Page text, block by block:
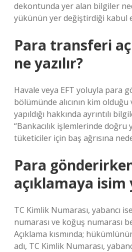
dekontunda yer alan bilgiler
yükünün yer değiştirdiği kabul
Para transferi
ne yazılır?
Havale veya EFT yoluyla para
bölümünde alıcının kim
yapıldığı hakkında ayrıntılı
“Bankacılık işlemlerinde doğru
tüketiciler için baş ağrısına
Para
açıklamaya isim
TC Kimlik Numarası, yabancı
numarası ve koğuş numarası
Açıklama kısmında;
adı, TC Kimlik Numarası,